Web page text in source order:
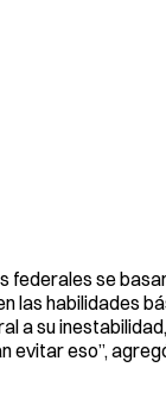
federales se
las habilidades
a su
evitar eso”,